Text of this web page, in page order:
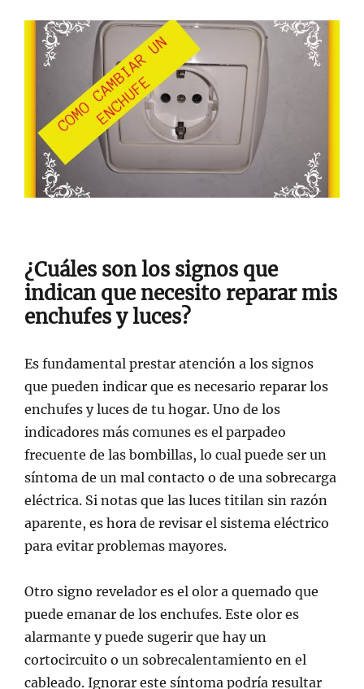
¿Cuáles son los signos que
indican que necesito reparar mis
enchufes y luces?
Es fundamental prestar atención a los signos
que pueden indicar que es necesario reparar los
enchufes y luces de tu hogar. Uno de los
indicadores más comunes es el parpadeo
frecuente de las bombillas, lo cual puede ser un
síntoma de un mal contacto o de una sobrecarga
eléctrica. Si notas que las luces titilan sin razón
aparente, es hora de revisar el sistema eléctrico
para evitar problemas mayores.
Otro signo revelador es el olor a quemado que
puede emanar de los enchufes. Este olor es
alarmante y puede sugerir que hay un
cortocircuito o un sobrecalentamiento en el
cableado. Ignorar este síntoma podría resultar